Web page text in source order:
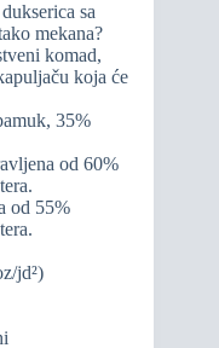
sa
mekana?
komad,
koja će
35%
od 60%
od 55%
jd²)